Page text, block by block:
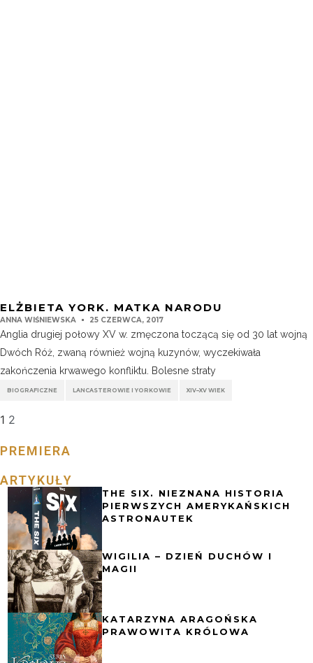
ELŻBIETA YORK. MATKA NARODU
ANNA WIŚNIEWSKA 25 CZERWCA, 2017
Anglia drugiej połowy XV w. zmęczona toczącą się od 30 lat wojną
Dwóch Róż, zwaną również wojną kuzynów, wyczekiwała
zakończenia krwawego konfliktu. Bolesne straty
BIOGRAFICZNE LANCASTEROWIE I YORKOWIE XIV–XV WIEK
1 2
PREMIERA
ARTYKUŁY
THE SIX. NIEZNANA HISTORIA
PIERWSZYCH AMERYKAŃSKICH
ASTRONAUTEK
WIGILIA – DZIEŃ DUCHÓW I
MAGII
KATARZYNA ARAGOŃSKA
PRAWOWITA KRÓLOWA